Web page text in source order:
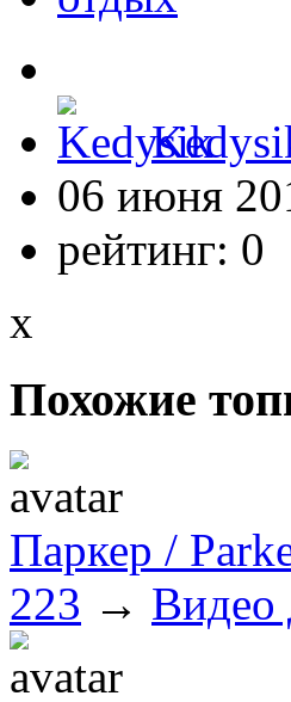
06 июня
рейтинг: 0
x
Похожие
Паркер /
223 → Видео